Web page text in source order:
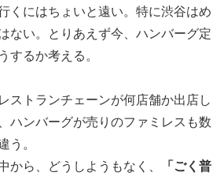
くにはちょいと遠い。特に渋谷はめ
ない。とりあえず今、ハンバーグ定
するか考える。
ストランチェーンが何店舗か出店し
ハンバーグが売りのファミレスも数
う。
から、どうしようもなく、
「ごく普